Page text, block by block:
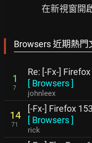
在新視窗開
Browsers 近期熱門
1
7
Re: [-Fx-]
[ Browsers]
johnleex
14
71
[-Fx-] Firefox
[ Browsers]
rick